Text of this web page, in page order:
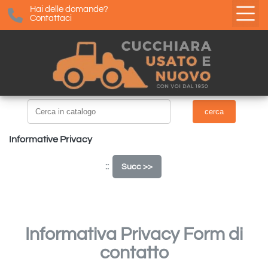
Hai delle domande?
Contattaci
Informative Privacy
:: Succ >>
Informativa Privacy Form di
contatto